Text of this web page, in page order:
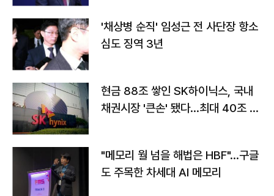
'채상병 순직' 임성근 전 사단장 항소
심도 징역 3년
현금 88조 쌓인 SK하이닉스, 국내
채권시장 '큰손' 됐다…최대 40조 투
"메모리 월 넘을 해법은 HBF"…구글
도 주목한 차세대 AI 메모리